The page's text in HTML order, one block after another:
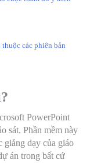
các phiên bản
PowerPoint
sát. Phần mềm này
giảng dạy của giáo
án trong bất cứ